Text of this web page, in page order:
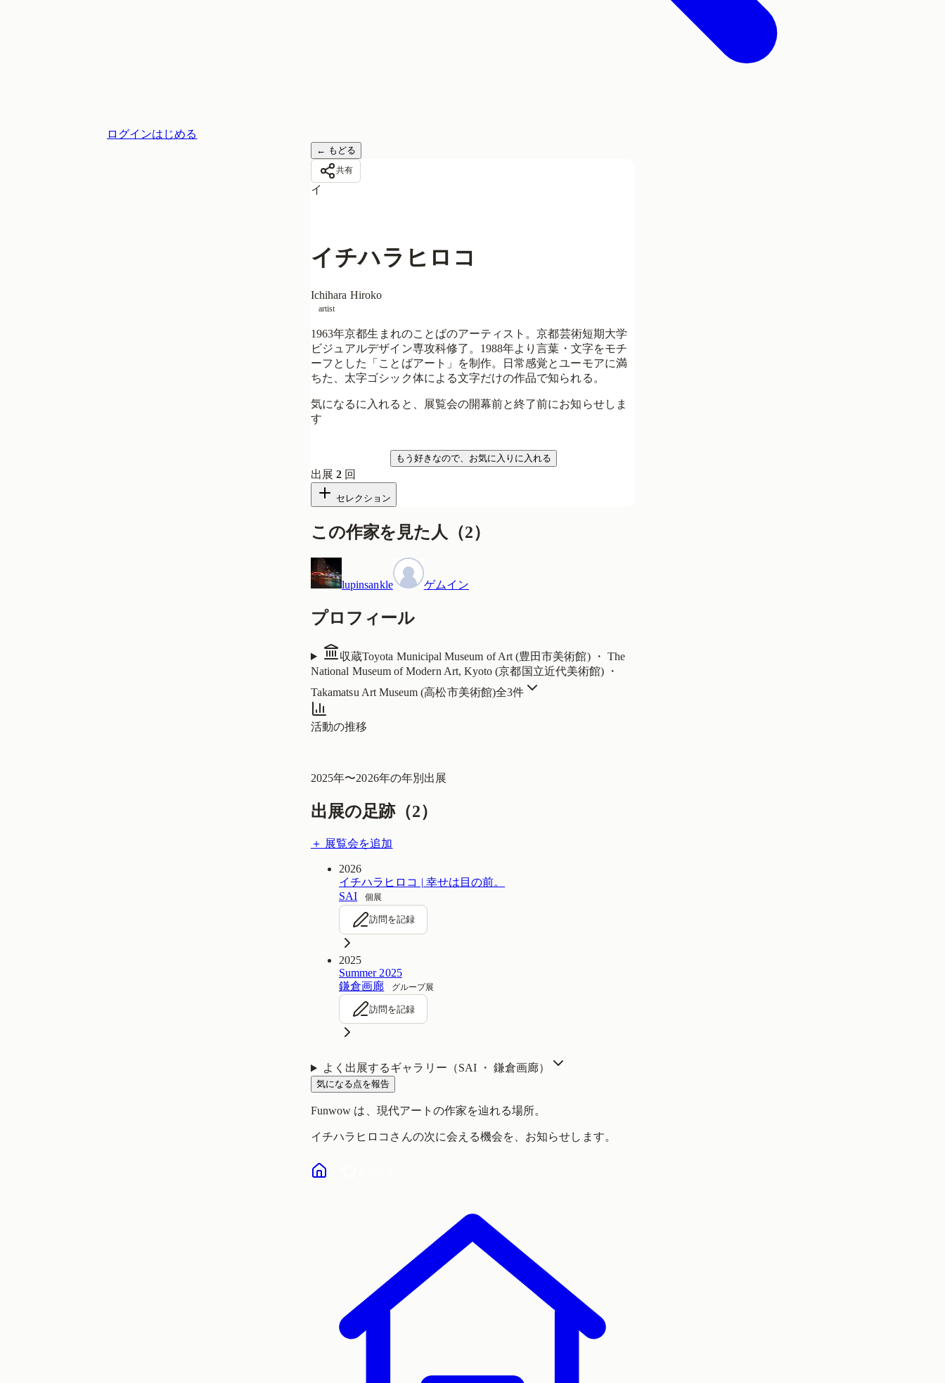
ログインはじめる
← もどる
共有
イ
イチハラヒロコ
Ichihara Hiroko
artist
1963年京都生まれのことばのアーティスト。京都芸術短期大学
ビジュアルデザイン専攻科修了。1988年より言葉・文字をモチ
ーフとした「ことばアート」を制作。日常感覚とユーモアに満
ちた、太字ゴシック体による文字だけの作品で知られる。
気になるに入れると、展覧会の開幕前と終了前にお知らせしま
す
もう好きなので、お気に入りに入れる
出展2 回
セレクション
この作家を見た人 （2）
lupinsankle ゲムイン
プロフィール
収蔵Toyota Municipal Museum of Art (豊田市美術館) ・ The
National Museum of Modern Art, Kyoto (京都国立近代美術館) ・
Takamatsu Art Museum (高松市美術館)全3件
活動の推移
2025年〜2026年の年別出展
出展の足跡（2）
＋ 展覧会を追加
2026
イチハラヒロコ | 幸せは目の前。
SAI
個展
訪問を記録
2025
Summer 2025
鎌倉画廊
グループ展
訪問を記録
よく出展するギャラリー（SAI ・ 鎌倉画廊）
気になる点を報告
Funwow は、現代アートの作家を辿れる場所。
イチハラヒロコ さんの次に会える機会を、お知らせします。